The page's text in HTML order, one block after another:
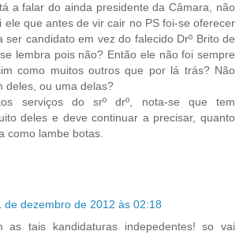
a falar do ainda presidente da Câmara, não
ele que antes de vir cair no PS foi-se oferecer
ser candidato em vez do falecido Drº Brito de
lembra pois não? Então ele não foi sempre
como muitos outros que por lá trás? Não
deles, ou uma delas?
serviços do srº drº, nota-se que tem
deles e deve continuar a precisar, quanto
como lambe botas.
de dezembro de 2012 às 02:18
as tais kandidaturas indepedentes! so vai